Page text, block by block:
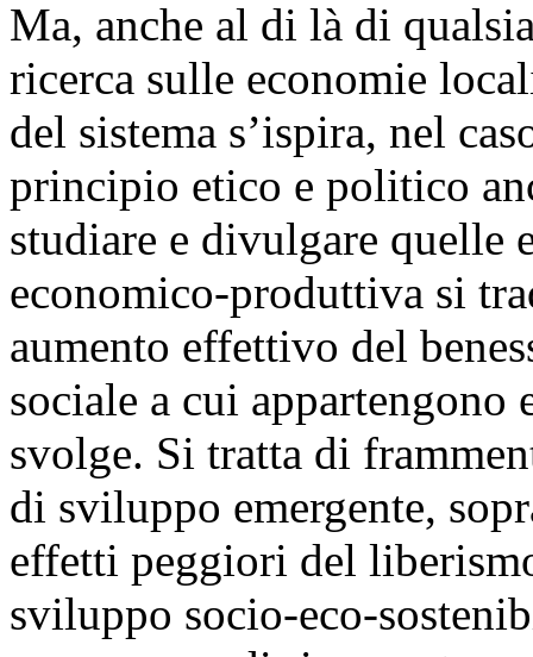
Ma, anche al di là di
ricerca sulle economie
del sistema s’ispira, nel
principio etico e politico
studiare e divulgare quelle
economico-produttiva si
aumento effettivo del
sociale a cui
svolge. Si tratta di
di sviluppo emergente,
effetti peggiori del
sviluppo socio-eco-